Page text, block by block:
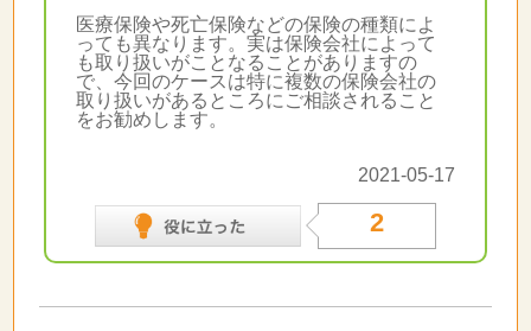
医療保険や死亡保険などの保険の種類によ
っても異なります。実は保険会社によって
も取り扱いがことなることがありますの
で、今回のケースは特に複数の保険会社の
取り扱いがあるところにご相談されること
をお勧めします。
2021-05-17
2